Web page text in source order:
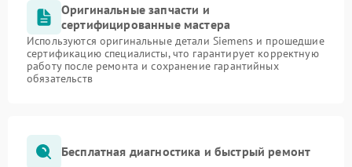
Оригинальные запчасти и
сертифицированные мастера
Используются оригинальные детали Siemens и прошедшие
сертификацию специалисты, что гарантирует корректную
работу после ремонта и сохранение гарантийных
обязательств
Бесплатная диагностика и быстрый ремонт